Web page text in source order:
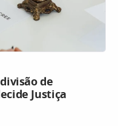
de
Justiça